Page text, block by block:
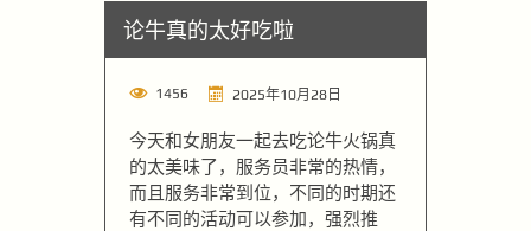
论牛真的太好吃啦
1456 2025年10月28日
今天和女朋友一起去吃论牛火锅真
的太美味了，服务员非常的热情，
而且服务非常到位，不同的时期还
有不同的活动可以参加，强烈推